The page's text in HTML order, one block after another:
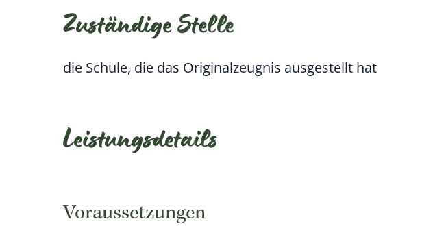
Zuständige Stelle
die Schule, die das Originalzeugnis ausgestellt hat
Leistungsdetails
Voraussetzungen